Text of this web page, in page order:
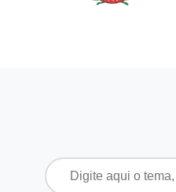
Pesquisar
por: